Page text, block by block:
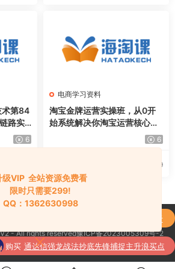
术第84
路实
·全站6
电商学习资料
淘宝金牌运营实操班，从0开
始系统解决你淘宝运营核心问
题，手把手带你完成从小白到
高手的蜕变（2026年7月）
6
2026-07-29
- All rights reserved豫ICP备2023005309号-2
京公网安备 188888888
级VIP 全站资源免费看
限时只需要299!
QQ：1362630998
了
《校尉技术理论课全集》技术分析应用于
实战的理论分析课程
购买
了
通达信强龙战法抄底先锋捕捉主升浪买点
全套指标公式